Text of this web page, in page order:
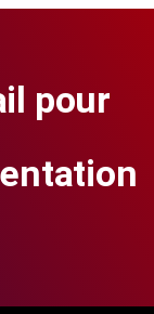
pour